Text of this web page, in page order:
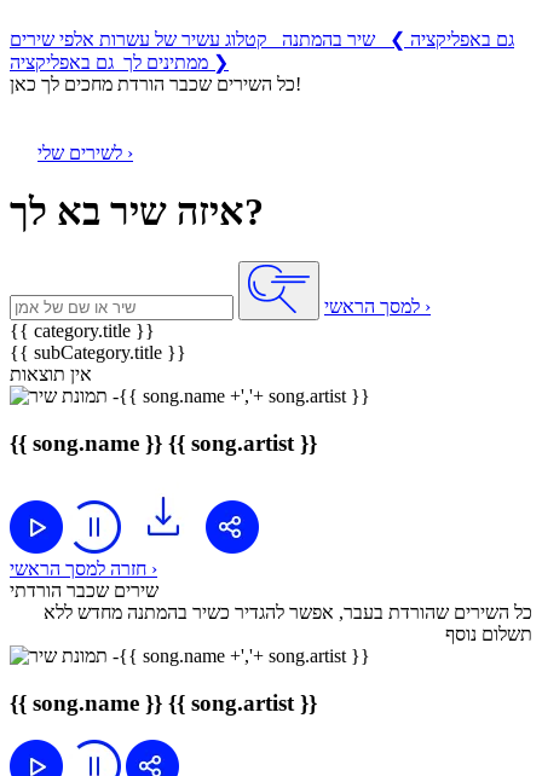
גם באפליקציה ❯
שיר בהמתנה קטלוג עשיר של עשרות אלפי שירים
ממתינים לך גם באפליקציה ❯
כל השירים שכבר הורדת מחכים לך כאן!
לשירים שלי ›
איזה שיר בא לך?
למסך הראשי ›
{{ category.title }}
{{ subCategory.title }}
אין תוצאות
{{ song.name }} {{ song.artist }}
חזרה למסך הראשי ›
שירים שכבר הורדתי
כל השירים שהורדת בעבר, אפשר להגדיר כשיר בהמתנה מחדש ללא
תשלום נוסף
{{ song.name }} {{ song.artist }}